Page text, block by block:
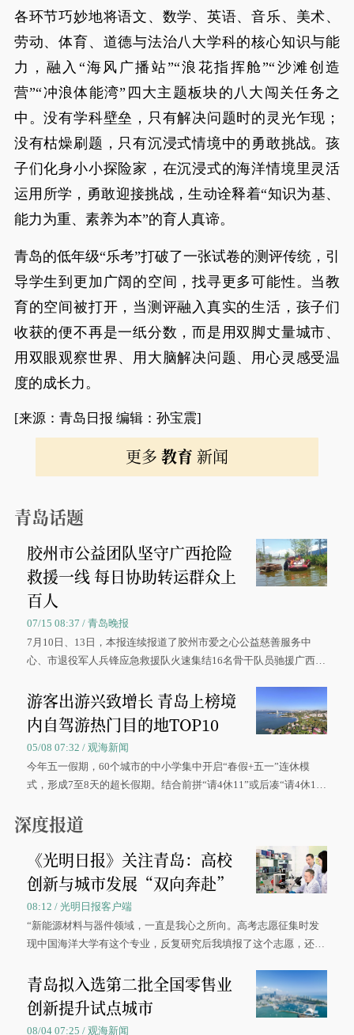
各环节巧妙地将语文、数学、英语、音乐、美术、
劳动、体育、道德与法治八大学科的核心知识与能
力，融入“海风广播站”“浪花指挥舱”“沙滩创造
营”“冲浪体能湾”四大主题板块的八大闯关任务之
中。没有学科壁垒，只有解决问题时的灵光乍现；
没有枯燥刷题，只有沉浸式情境中的勇敢挑战。孩
子们化身小小探险家，在沉浸式的海洋情境里灵活
运用所学，勇敢迎接挑战，生动诠释着“知识为基、
能力为重、素养为本”的育人真谛。
青岛的低年级“乐考”打破了一张试卷的测评传统，引
导学生到更加广阔的空间，找寻更多可能性。当教
育的空间被打开，当测评融入真实的生活，孩子们
收获的便不再是一纸分数，而是用双脚丈量城市、
用双眼观察世界、用大脑解决问题、用心灵感受温
度的成长力。
[来源：青岛日报 编辑：孙宝震]
更多 教育 新闻
青岛话题
胶州市公益团队坚守广西抢险
救援一线 每日协助转运群众上
百人
07/15 08:37 / 青岛晚报
7月10日、13日，本报连续报道了胶州市爱之心公益慈善服务中
心、市退役军人兵锋应急救援队火速集结16名骨干队员驰援广西灾
游客出游兴致增长 青岛上榜境
内自驾游热门目的地TOP10
05/08 07:32 / 观海新闻
今年五一假期，60个城市的中小学集中开启“春假+五一”连休模
式，形成7至8天的超长假期。结合前拼“请4休11”或后凑“请4休1
深度报道
《光明日报》关注青岛：高校
创新与城市发展“双向奔赴”
08:12 / 光明日报客户端
“新能源材料与器件领域，一直是我心之所向。高考志愿征集时发
现中国海洋大学有这个专业，反复研究后我填报了这个志愿，还真
大学材料科学与工程学院材料类专业的录取通知书。
青岛拟入选第二批全国零售业
创新提升试点城市
08/04 07:25 / 观海新闻